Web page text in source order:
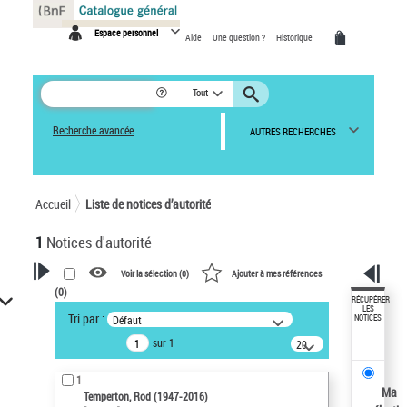
Espace personnel Aide Une question ? Historique
Tout
Recherche avancée AUTRES RECHERCHES
Accueil Liste de notices d’autorité
1 Notices d'autorité
VOTRE RECHERCHE
Recherche avancée dans les
notices d’autorité
Œuvres liées à l'auteur :
Temperton, Rod (1947-2016)
Voir la sélection (0) Ajouter à mes références
(0)
Tri par : Défaut
sur 1
20
résultats/page
1
Temperton, Rod (1947-2016)
RÉCUPÉRER
LES
NOTICES
Ma
Panneau de gestion des cookies